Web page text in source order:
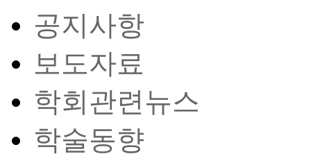
공지사항
보도자료
학회관련뉴스
학술동향